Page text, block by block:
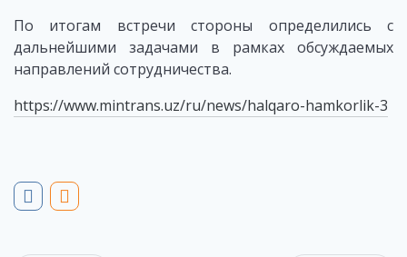
По итогам встречи стороны определились с
дальнейшими задачами в рамках обсуждаемых
направлений сотрудничества.
https://www.mintrans.uz/ru/news/halqaro-hamkorlik-3